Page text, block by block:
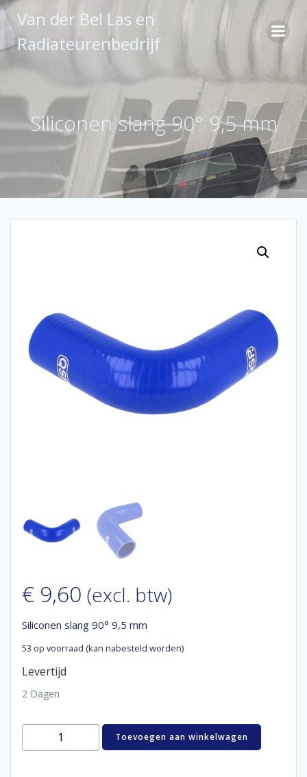
Ga
naar
inhoud
Van der Bel Las en
Radiateurenbedrijf
Siliconen slang 90° 9,5 mm
€ 9,60 (excl. btw)
Siliconen slang 90° 9,5 mm
53 op voorraad (kan nabesteld worden)
Levertijd
2 Dagen
Siliconen
Toevoegen aan winkelwagen